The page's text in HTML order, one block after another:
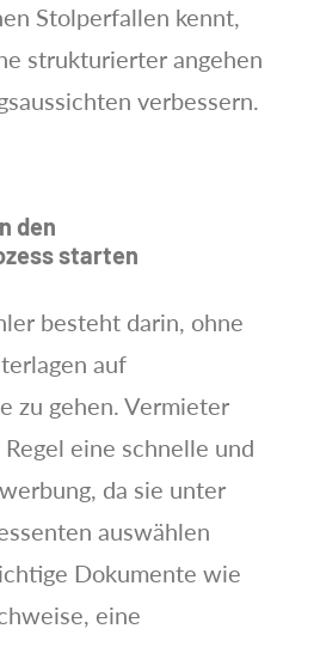
Stolperfallen kennt,
strukturierter angehen
verbessern.
den
starten
besteht darin, ohne
auf
zu gehen. Vermieter
eine schnelle und
da sie unter
auswählen
Dokumente wie
eine